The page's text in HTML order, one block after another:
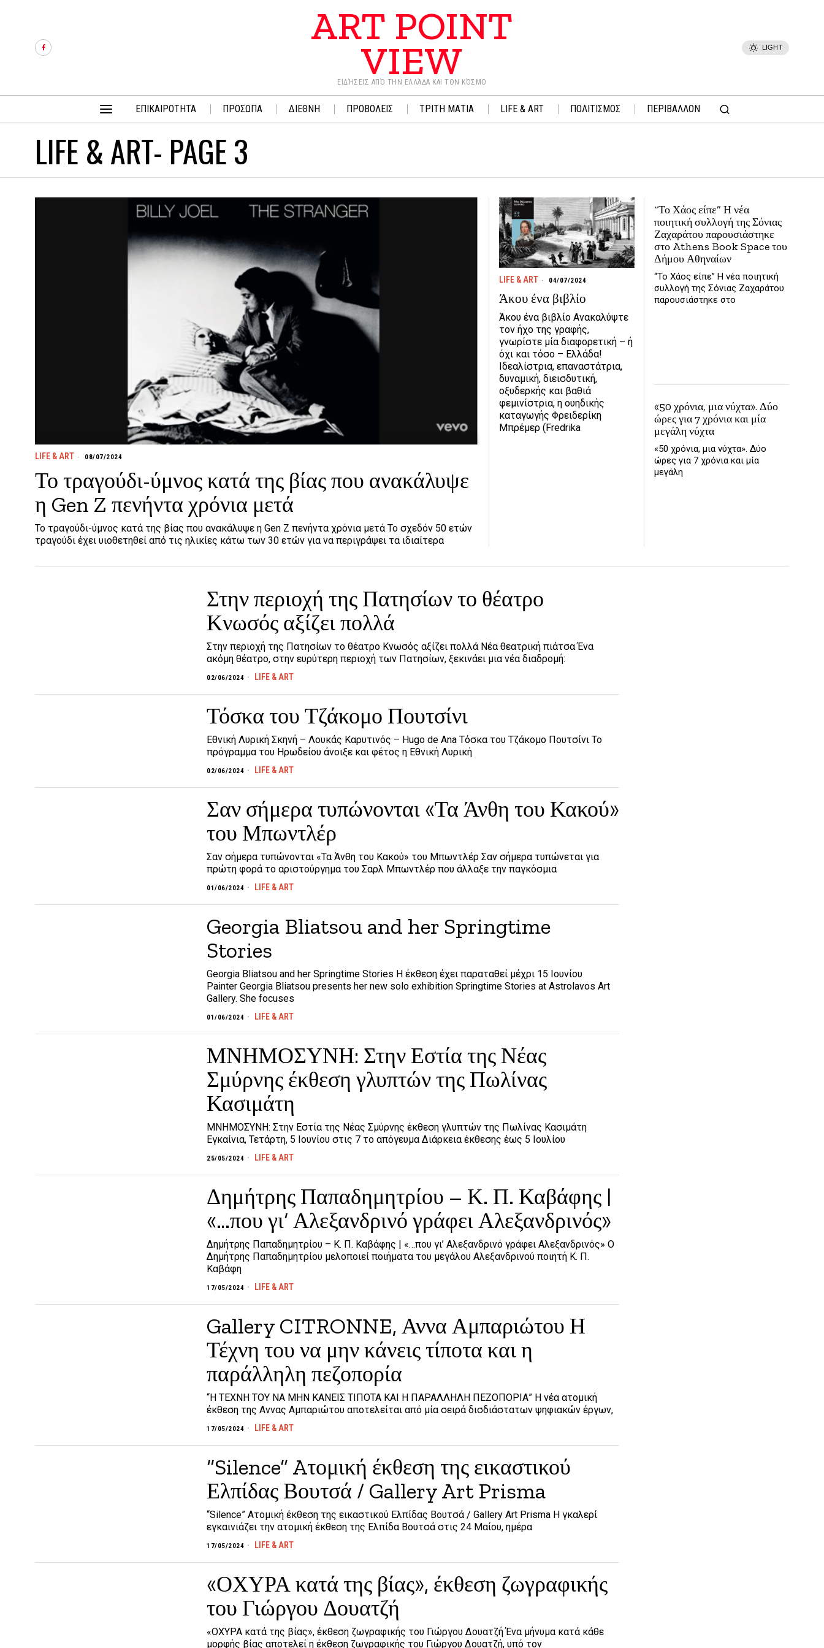
ART POINT
VIEW
ΕΙΔΉΣΕΙΣ ΑΠΌ ΤΗΝ ΕΛΛΆΔΑ ΚΑΙ ΤΟΝ ΚΌΣΜΟ
LIGHT
ΕΠΙΚΑΙΡΟΤΗΤΑ ΠΡΟΣΩΠΑ ΔΙΕΘΝΗ ΠΡΟΒΟΛΕΙΣ ΤΡΙΤΗ ΜΑΤΙΑ LIFE & ART ΠΟΛΙΤΙΣΜΟΣ ΠΕΡΙΒΑΛΛΟΝ
LIFE & ART- PAGE 3
LIFE & ART 08/07/2024
Το τραγούδι-ύμνος κατά της βίας που ανακάλυψε
η Gen Z πενήντα χρόνια μετά
Το τραγούδι-ύμνος κατά της βίας που ανακάλυψε η Gen Z πενήντα χρόνια μετά Το σχεδόν 50 ετών
τραγούδι έχει υιοθετηθεί από τις ηλικίες κάτω των 30 ετών για να περιγράψει τα ιδιαίτερα
LIFE & ART 04/07/2024
Άκου ένα βιβλίο
Άκου ένα βιβλίο Ανακαλύψτε
τον ήχο της γραφής,
γνωρίστε μία διαφορετική – ή
όχι και τόσο – Ελλάδα!
Ιδεαλίστρια, επαναστάτρια,
δυναμική, διεισδυτική,
οξυδερκής και βαθιά
φεμινίστρια, η ουηδικής
καταγωγής Φρειδερίκη
Μπρέμερ (Fredrika
“Το Χάος είπε” Η νέα
ποιητική συλλογή της Σόνιας
Ζαχαράτου παρουσιάστηκε
στο Athens Book Space του
Δήμου Αθηναίων
“Το Χάος είπε” Η νέα ποιητική
συλλογή της Σόνιας Ζαχαράτου
παρουσιάστηκε στο
«50 χρόνια, μια νύχτα». Δύο
ώρες για 7 χρόνια και μία
μεγάλη νύχτα
«50 χρόνια, μια νύχτα». Δύο
ώρες για 7 χρόνια και μία
μεγάλη
Στην περιοχή της Πατησίων το θέατρο
Κνωσός αξίζει πολλά
Στην περιοχή της Πατησίων το θέατρο Κνωσός αξίζει πολλά Νέα θεατρική πιάτσα Ένα
ακόμη θέατρο, στην ευρύτερη περιοχή των Πατησίων, ξεκινάει μια νέα διαδρομή:
02/06/2024 LIFE & ART
Τόσκα του Τζάκομο Πουτσίνι
Εθνική Λυρική Σκηνή – Λουκάς Καρυτινός – Hugo de Ana Τόσκα του Τζάκομο Πουτσίνι Το
πρόγραμμα του Ηρωδείου άνοιξε και φέτος η Εθνική Λυρική
02/06/2024 LIFE & ART
Σαν σήμερα τυπώνονται «Τα Άνθη του Κακού»
του Μπωντλέρ
Σαν σήμερα τυπώνονται «Τα Άνθη του Κακού» του Μπωντλέρ Σαν σήμερα τυπώνεται για
πρώτη φορά το αριστούργημα του Σαρλ Μπωντλέρ που άλλαξε την παγκόσμια
01/06/2024 LIFE & ART
Georgia Bliatsou and her Springtime
Stories
Georgia Bliatsou and her Springtime Stories Η έκθεση έχει παραταθεί μέχρι 15 Ιουνίου
Painter Georgia Bliatsou presents her new solo exhibition Springtime Stories at Astrolavos Art
Gallery. She focuses
01/06/2024 LIFE & ART
ΜΝΗΜΟΣΥΝΗ: Στην Εστία της Νέας
Σμύρνης έκθεση γλυπτών της Πωλίνας
Κασιμάτη
ΜΝΗΜΟΣΥΝΗ: Στην Εστία της Νέας Σμύρνης έκθεση γλυπτών της Πωλίνας Κασιμάτη
Εγκαίνια, Τετάρτη, 5 Ιουνίου στις 7 το απόγευμα Διάρκεια έκθεσης έως 5 Ιουλίου
25/05/2024 LIFE & ART
Δημήτρης Παπαδημητρίου – Κ. Π. Καβάφης |
«…που γι’ Αλεξανδρινό γράφει Αλεξανδρινός»
Δημήτρης Παπαδημητρίου – Κ. Π. Καβάφης | «…που γι’ Αλεξανδρινό γράφει Αλεξανδρινός» Ο
Δημήτρης Παπαδημητρίου μελοποιεί ποιήματα του μεγάλου Αλεξανδρινού ποιητή Κ. Π.
Καβάφη
17/05/2024 LIFE & ART
Gallery CITRONNE, Αννα Αμπαριώτου Η
Τέχνη του να μην κάνεις τίποτα και η
παράλληλη πεζοπορία
“Η ΤΕΧΝΗ ΤΟΥ ΝΑ ΜΗΝ ΚΑΝΕΙΣ ΤΙΠΟΤΑ ΚΑΙ Η ΠΑΡΑΛΛΗΛΗ ΠΕΖΟΠΟΡΙΑ” Η νέα ατομική
έκθεση της Αννας Αμπαριώτου αποτελείται από μία σειρά δισδιάστατων ψηφιακών έργων,
17/05/2024 LIFE & ART
“Silence” Aτομική έκθεση της εικαστικού
Ελπίδας Βουτσά / Gallery Art Prisma
“Silence” Aτομική έκθεση της εικαστικού Ελπίδας Βουτσά / Gallery Art Prisma Η γκαλερί
εγκαινιάζει την ατομική έκθεση της Ελπίδα Βουτσά στις 24 Μαίου, ημέρα
17/05/2024 LIFE & ART
«ΟΧΥΡΑ κατά της βίας», έκθεση ζωγραφικής
του Γιώργου Δουατζή
«ΟΧΥΡΑ κατά της βίας», έκθεση ζωγραφικής του Γιώργου Δουατζή Ένα μήνυμα κατά κάθε
μορφής βίας αποτελεί η έκθεση ζωγραφικής του Γιώργου Δουατζή, υπό τον